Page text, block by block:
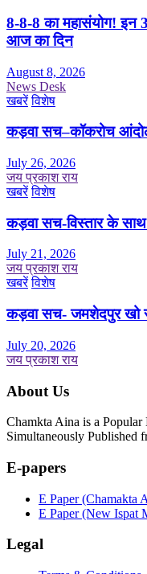
8-8-8 का महासंयोग! इन
आज का दिन
August 8, 2026
News Desk
खबरें विशेष
कड़वा सच–कॉकरोच
July 26, 2026
जय प्रकाश राय
खबरें विशेष
कड़वा सच-विस्तार के
July 21, 2026
जय प्रकाश राय
खबरें विशेष
कड़वा सच- जमशेदपुर खो
July 20, 2026
जय प्रकाश राय
About Us
Chamkta Aina is a
Simultaneously Published
E-papers
E Paper (Chamakta
E Paper (New Ispat
Legal